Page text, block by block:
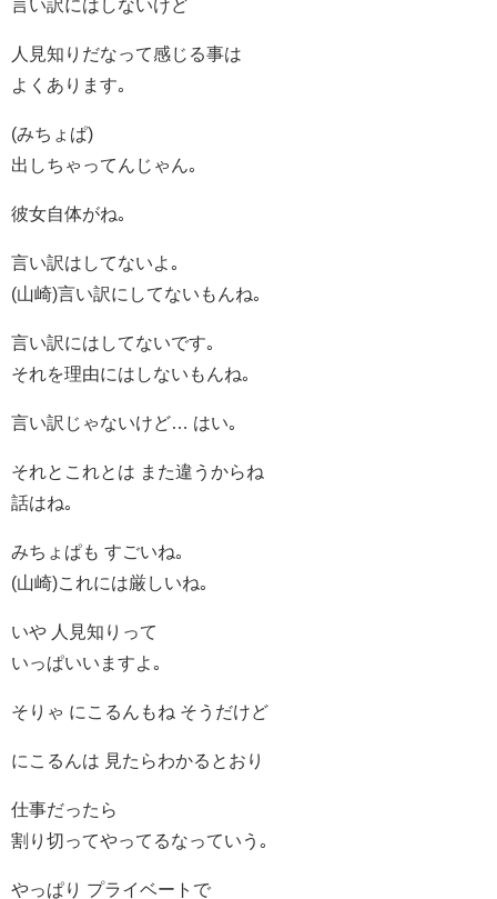
言い訳にはしないけど
人見知りだなって感じる事は
よくあります｡
(みちょぱ)
出しちゃってんじゃん｡
彼女自体がね｡
言い訳はしてないよ｡
(山崎)言い訳にしてないもんね｡
言い訳にはしてないです｡
それを理由にはしないもんね｡
言い訳じゃないけど… はい｡
それとこれとは また違うからね
話はね｡
みちょぱも すごいね｡
(山崎)これには厳しいね｡
いや 人見知りって
いっぱいいますよ｡
そりゃ にこるんもね そうだけど
にこるんは 見たらわかるとおり
仕事だったら
割り切ってやってるなっていう｡
やっぱり プライベートで